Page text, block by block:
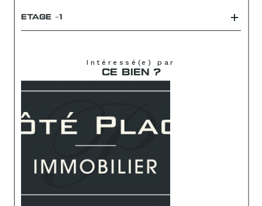
ETAGE -1
Intéressé(e) par
CE BIEN ?